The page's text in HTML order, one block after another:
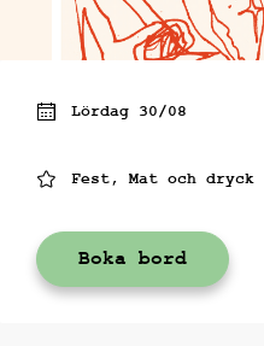
Lördag 30/08
Fest, Mat och dryck
Boka bord